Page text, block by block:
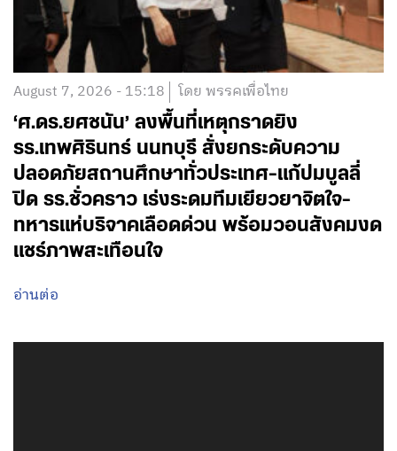
August 7, 2026 - 15:18 โดย พรรคเพื่อไทย
‘ศ.ดร.ยศชนัน’ ลงพื้นที่เหตุกราดยิง
รร.เทพศิรินทร์ นนทบุรี สั่งยกระดับความ
ปลอดภัยสถานศึกษาทั่วประเทศ-แก้ปมบูลลี่
ปิด รร.ชั่วคราว เร่งระดมทีมเยียวยาจิตใจ-
ทหารแห่บริจาคเลือดด่วน พร้อมวอนสังคมงด
แชร์ภาพสะเทือนใจ
อ่านต่อ